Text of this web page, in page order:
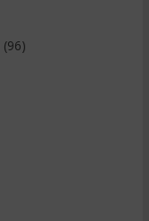
(96)